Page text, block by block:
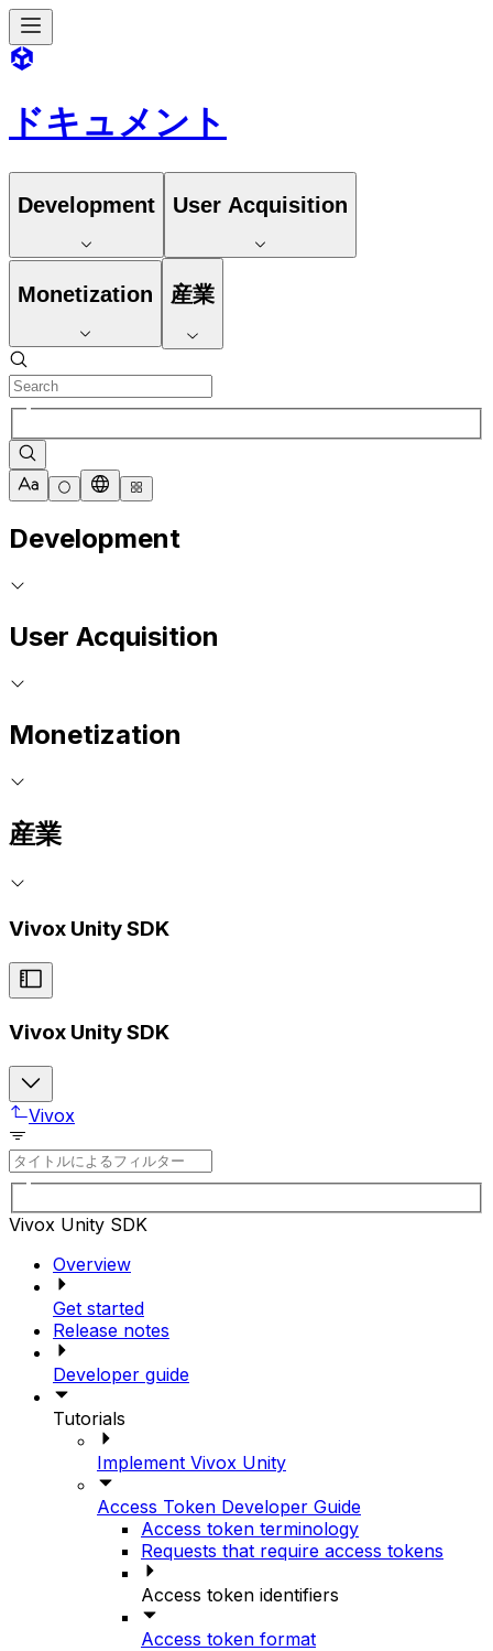
ドキュメント
Development User Acquisition
Monetization 産業
Development
User Acquisition
Monetization
産業
Vivox Unity SDK
Vivox Unity SDK
Vivox
Vivox Unity SDK
Overview
Get started
Release notes
Developer guide
Tutorials
Implement Vivox Unity
Access Token Developer Guide
Access token terminology
Requests that require access tokens
Access token identifiers
Access token format